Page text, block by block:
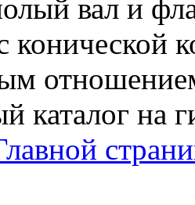
вал и
конической
каталог на